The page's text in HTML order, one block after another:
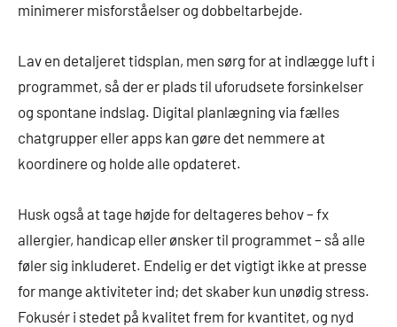
minimerer misforståelser og dobbeltarbejde.
Lav en detaljeret tidsplan, men sørg for at indlægge luft i
programmet, så der er plads til uforudsete forsinkelser
og spontane indslag. Digital planlægning via fælles
chatgrupper eller apps kan gøre det nemmere at
koordinere og holde alle opdateret.
Husk også at tage højde for deltageres behov – fx
allergier, handicap eller ønsker til programmet – så alle
føler sig inkluderet. Endelig er det vigtigt ikke at presse
for mange aktiviteter ind; det skaber kun unødig stress.
Fokusér i stedet på kvalitet frem for kvantitet, og nyd